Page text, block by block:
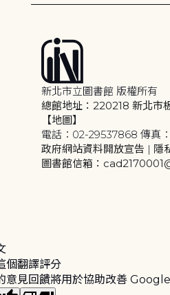
新北市立圖書館 版權所有
總館地址：220218 新北市
【地圖】
電話：02-29537868 傳真
政府網站資料開放宣告 | 隱
圖書館信箱：
個翻譯評分
意見回饋將用於協助改善